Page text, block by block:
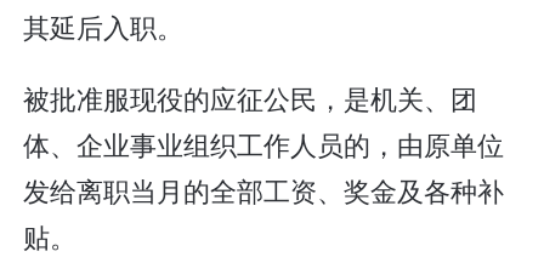
其延后入职。
被批准服现役的应征公民，是机关、团
体、企业事业组织工作人员的，由原单位
发给离职当月的全部工资、奖金及各种补
贴。